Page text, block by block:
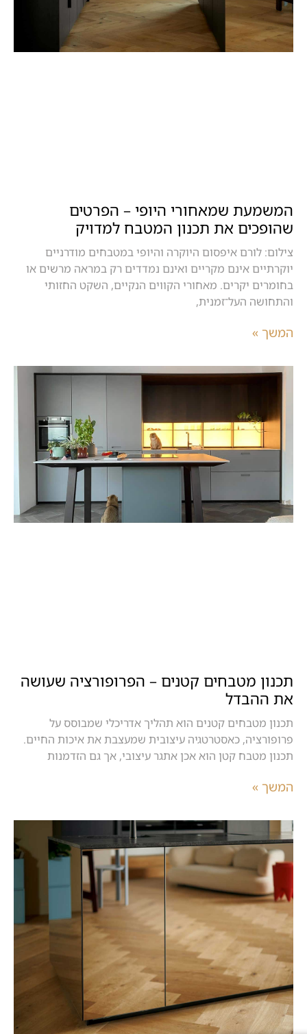
המשמעת שמאחורי היופי – הפרטים
שהופכים את תכנון המטבח למדויק
צילום: לורם איפסום היוקרה והיופי במטבחים מודרניים
יוקרתיים אינם מקריים ואינם נמדדים רק במראה מרשים או
בחומרים יקרים. מאחורי הקווים הנקיים, השקט החזותי
והתחושה העל־זמנית,
המשך »
תכנון מטבחים קטנים – הפרופורציה שעושה
את ההבדל
תכנון מטבחים קטנים הוא תהליך אדריכלי שמבוסס על
פרופורציה, כאסטרטגיה עיצובית שמעצבת את איכות החיים.
תכנון מטבח קטן הוא אכן אתגר עיצובי, אך גם הזדמנות
המשך »